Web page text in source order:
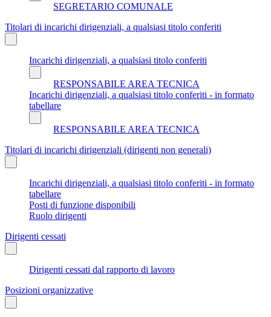
SEGRETARIO COMUNALE
Titolari di incarichi dirigenziali, a qualsiasi titolo conferiti
Incarichi dirigenziali, a qualsiasi titolo conferiti
RESPONSABILE AREA TECNICA
Incarichi dirigenziali, a qualsiasi titolo conferiti - in formato
tabellare
RESPONSABILE AREA TECNICA
Titolari di incarichi dirigenziali (dirigenti non generali)
Incarichi dirigenziali, a qualsiasi titolo conferiti - in formato
tabellare
Posti di funzione disponibili
Ruolo dirigenti
Dirigenti cessati
Dirigenti cessati dal rapporto di lavoro
Posizioni organizzative